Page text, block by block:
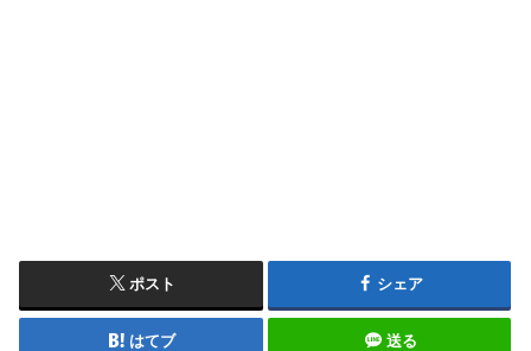
ポスト シェア
はてブ 送る